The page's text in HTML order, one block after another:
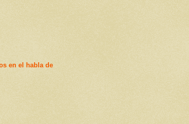
en el habla de